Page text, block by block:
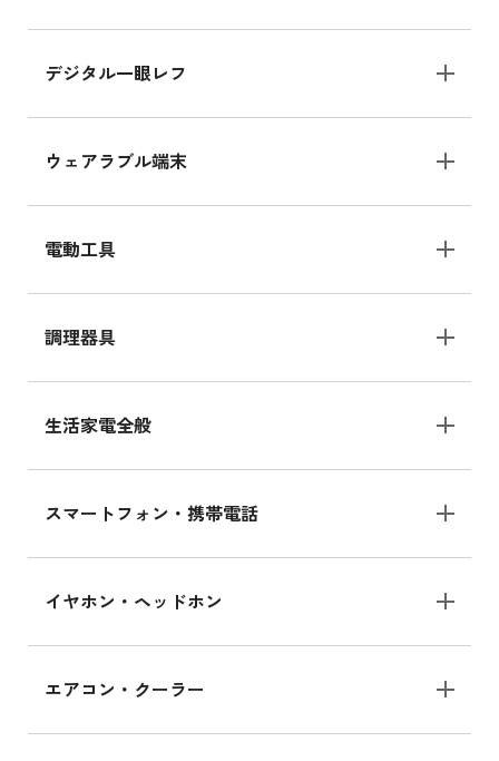
デジタル一眼レフ
ウェアラブル端末
電動工具
調理器具
生活家電全般
スマートフォン・携帯電話
イヤホン・ヘッドホン
エアコン・クーラー